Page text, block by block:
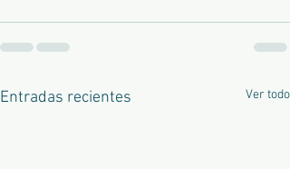
Entradas recientes Ver todo